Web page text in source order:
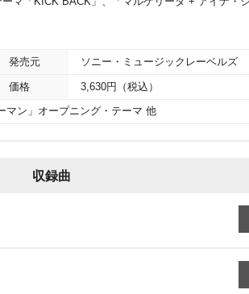
発売元 ソニー・ミュージックレーベルズ
価格 3,630円（税込）
マン」オープニング・テーマ 他
収録曲